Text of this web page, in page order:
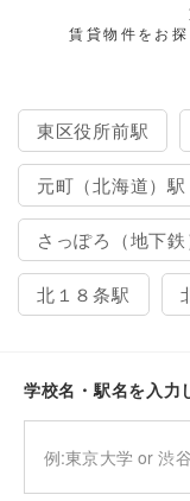
賃貸物件をお
東区役所前駅
元町（北海道）駅
さっぽろ（地下鉄
北１８条駅
学校名・駅名を入力